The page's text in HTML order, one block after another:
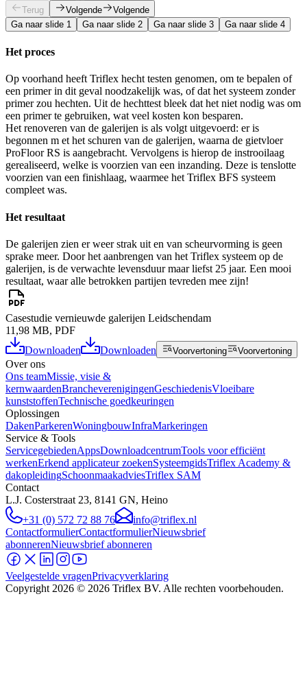
Terug Volgende
Volgende
Ga naar slide 1
Ga naar slide 2 Ga naar slide 3 Ga naar slide 4
Het proces
Op voorhand heeft Triflex hecht testen genomen, om te bepalen of
een primer in dit geval noodzakelijk was, of dat het systeem zonder
primer zou hechten. Uit de hechttest bleek dat het niet nodig was om
een primer te gebruiken, wat veel kosten kon besparen.
Het renoveren van de galerijen is als volgt uitgevoerd: er is
begonnen m et het schuren van de galerijen, waarna de gietvloer
ProFloor RS is aangebracht. Vervolgens is hierop de instrooilaag
gerealiseerd, welke is voorzien van een inzanding. Deze is tenslotte
voorzien van een finishlaag, waarmee het Triflex BFS systeem
compleet was.
Het resultaat
De galerijen zien er weer strak uit en van scheurvorming is geen
sprake meer. Door het aanbrengen van het Triflex systeem op de
galerijen, is de verwachte levensduur maar liefst 25 jaar. Een mooi
resultaat, waar alle betrokken partijen tevreden mee zijn!
Casestudie vernieuwde galerijen Leidschendam
11,98 MB, PDF
Downloaden
Downloaden Voorvertoning Voorvertoning
Over ons
Ons teamMissie, visie &
kernwaardenBrancheverenigingenGeschiedenisVloeibare
kunststoffenTechnische goedkeuringen
Oplossingen
DakenParkerenWoningbouwInfraMarkeringen
Service & Tools
ServicegebiedenAppsDownloadcentrumTools voor efficiënt
werkenErkend applicateur zoekenSysteemgidsTriflex Academy &
dakopleidingSchoonmaakadviesTriflex SAM
Contact
L.J. Costerstraat 23, 8141 GN, Heino
+31 (0) 572 72 88 76
info@triflex.nl
ContactformulierContactformulierNieuwsbrief
abonnerenNieuwsbrief abonneren
Veelgestelde vragenPrivacyverklaring
Copyright 2026 © 2026 Triflex BV. Alle rechten voorbehouden.